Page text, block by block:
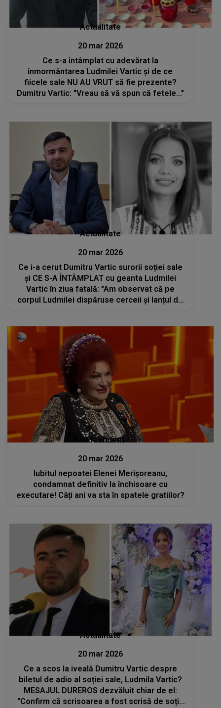
Actualitate
20 mar 2026
Ce s-a întâmplat cu adevărat la
înmormântarea Ludmilei Vartic și de ce
fiicele sale NU AU VRUT să fie prezente?
Dumitru Vartic: "Vreau să vă spun că fetele..."
Actualitate
20 mar 2026
Ce i-a cerut Dumitru Vartic surorii soției sale
și CE S-A ÎNTÂMPLAT cu geanta Ludmilei
Vartic în ziua fatală: "Am observat că pe
corpul Ludmilei dispăruse cerceii și lanțul de
Stiri mondene
20 mar 2026
Iubitul nepoatei Elenei Merișoreanu,
condamnat definitiv la închisoare cu
executare! Câți ani va sta în spatele gratiilor?
Actualitate
20 mar 2026
Ce a scos la iveală Dumitru Vartic despre
biletul de adio al soției sale, Ludmila Vartic?
MESAJUL DUREROS dezvăluit chiar de el:
"Confirm că scrisoarea a fost scrisă de soția